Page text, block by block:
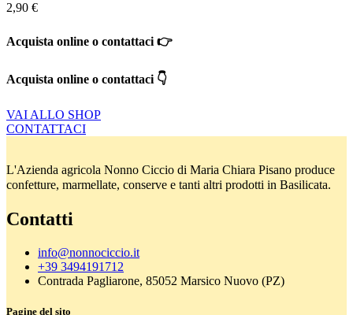
2,90 €
Acquista online o contattaci 👉
Acquista online o contattaci 👇
VAI ALLO SHOP
CONTATTACI
L'Azienda agricola Nonno Ciccio di Maria Chiara Pisano produce
confetture, marmellate, conserve e tanti altri prodotti in Basilicata.
Contatti
info@nonnociccio.it
+39 3494191712
Contrada Pagliarone, 85052 Marsico Nuovo (PZ)
Pagine del sito